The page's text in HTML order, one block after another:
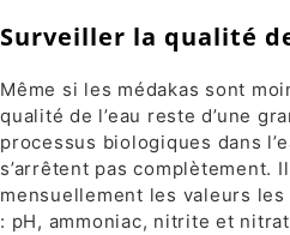
Surveiller la qualité
Même si les médakas sont
qualité de l’eau reste d’une
processus biologiques dans
s’arrêtent pas complètement.
mensuellement les valeurs
: pH, ammoniac, nitrite et